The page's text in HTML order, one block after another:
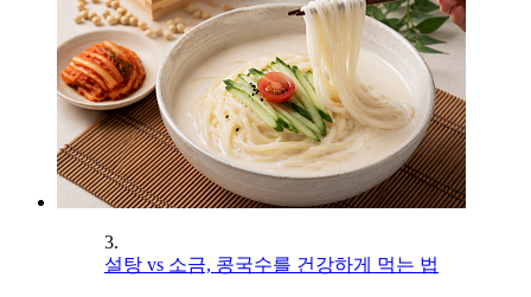
3.
설탕 vs 소금, 콩국수를 건강하게 먹는 법